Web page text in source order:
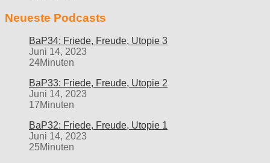
Neueste Podcasts
BaP34: Friede, Freude, Utopie 3
Juni 14, 2023
24Minuten
BaP33: Friede, Freude, Utopie 2
Juni 14, 2023
17Minuten
BaP32: Friede, Freude, Utopie 1
Juni 14, 2023
25Minuten